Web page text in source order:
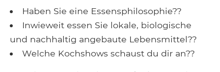
Haben Sie eine Essensphilosophie??
Inwieweit essen Sie lokale, biologische
und nachhaltig angebaute Lebensmittel??
Welche Kochshows schaust du dir an??